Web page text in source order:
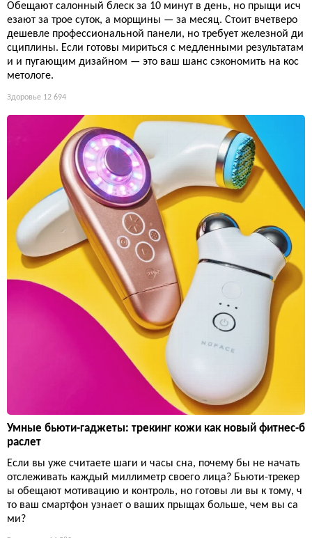
Обещают салонный блеск за 10 минут в день, но прыщи исч
езают за трое суток, а морщины — за месяц. Стоит вчетверо
дешевле профессиональной панели, но требует железной ди
сциплины. Если готовы мириться с медленными результатам
и и пугающим дизайном — это ваш шанс сэкономить на кос
метологе.
Здоровье 12 694
Умные бьюти-гаджеты: трекинг кожи как новый фитнес-б
раслет
Если вы уже считаете шаги и часы сна, почему бы не начать
отслеживать каждый миллиметр своего лица? Бьюти-трекер
ы обещают мотивацию и контроль, но готовы ли вы к тому, ч
то ваш смартфон узнает о ваших прыщах больше, чем вы са
ми?